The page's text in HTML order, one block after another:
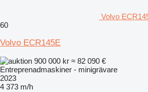
Volvo
60
Volvo ECR145E
900 000 kr ≈ 82 090 €
Entreprenadmaskiner - minigrävare
2023
4 373 m/h